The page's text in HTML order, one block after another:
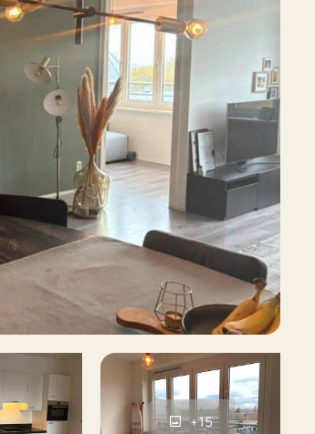
98 m²
Betaald parkeren, Openbaar parkeren
+15